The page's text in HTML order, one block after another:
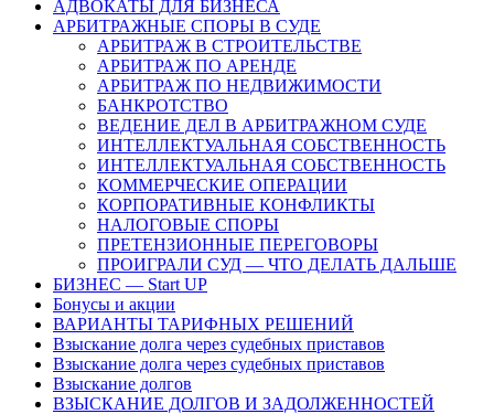
АДВОКАТЫ ДЛЯ БИЗНЕСА
АРБИТРАЖНЫЕ СПОРЫ В СУДЕ
АРБИТРАЖ В СТРОИТЕЛЬСТВЕ
АРБИТРАЖ ПО АРЕНДЕ
АРБИТРАЖ ПО НЕДВИЖИМОСТИ
БАНКРОТСТВО
ВЕДЕНИЕ ДЕЛ В АРБИТРАЖНОМ СУДЕ
ИНТЕЛЛЕКТУАЛЬНАЯ СОБСТВЕННОСТЬ
ИНТЕЛЛЕКТУАЛЬНАЯ СОБСТВЕННОСТЬ
КОММЕРЧЕСКИЕ ОПЕРАЦИИ
КОРПОРАТИВНЫЕ КОНФЛИКТЫ
НАЛОГОВЫЕ СПОРЫ
ПРЕТЕНЗИОННЫЕ ПЕРЕГОВОРЫ
ПРОИГРАЛИ СУД — ЧТО ДЕЛАТЬ ДАЛЬШЕ
БИЗНЕС — Start UP
Бонусы и акции
ВАРИАНТЫ ТАРИФНЫХ РЕШЕНИЙ
Взыскание долга через судебных приставов
Взыскание долга через судебных приставов
Взыскание долгов
ВЗЫСКАНИЕ ДОЛГОВ И ЗАДОЛЖЕННОСТЕЙ